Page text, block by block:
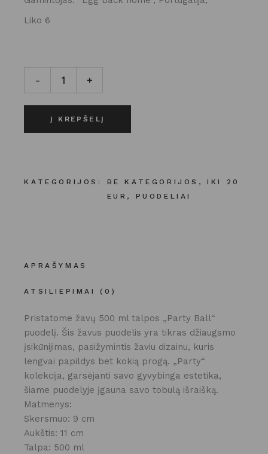
Liko 6
KERAMIKINIS PUODELIS "PARTY BALL MUG" kiekis
- +
Į KREPŠELĮ
KATEGORIJOS: BE KATEGORIJOS ,IKI 20
EUR , PUODELIAI
APRAŠYMAS
ATSILIEPIMAI (0)
Pristatome žavų 500 ml talpos „Party Ball“
puodelį. Šis žavus puodelis yra tikras džiaugsmo
įsikūnijimas, pasižymintis žaviu dizainu, kuris
lengvai papildys bet kokią progą. „Party“
kolekcija, garsėjanti savo gyvybinga estetika,
šiame puodelyje įgauna savo tobulą išraišką.
Matmenys:
Skersmuo: 9 cm
Aukštis: 11 cm
Talpa: 500 ml